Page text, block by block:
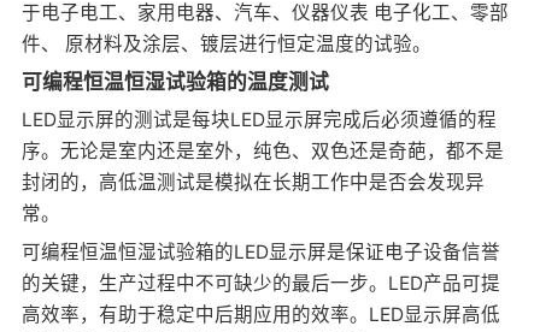
于电子电工、家用电器、汽车、仪器仪表 电子化工、零部
件、 原材料及涂层、镀层进行恒定温度的试验。
可编程恒温恒湿试验箱的温度测试
LED显示屏的测试是每块LED显示屏完成后必须遵循的程
序。无论是室内还是室外，纯色、双色还是奇葩，都不是
封闭的，高低温测试是模拟在长期工作中是否会发现异
常。
可编程恒温恒湿试验箱的LED显示屏是保证电子设备信誉
的关键，生产过程中不可缺少的最后一步。LED产品可提
高效率，有助于稳定中后期应用的效率。LED显示屏高低